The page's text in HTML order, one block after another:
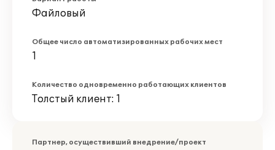
Файловый
Общее число автоматизированных рабочих мест
1
Количество одновременно работающих клиентов
Толстый клиент: 1
Партнер, осуществивший внедрение/проект